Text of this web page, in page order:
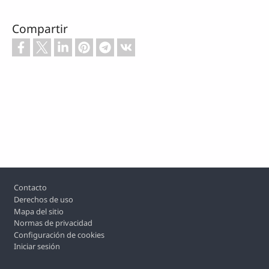
Compartir
Footer
Contacto
Derechos de uso
Mapa del sitio
Normas de privacidad
Configuración de cookies
Iniciar sesión